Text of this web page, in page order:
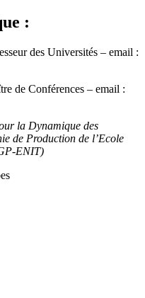
:
des Universités – email :
de Conférences – email :
la Dynamique des
de Production de l’Ecole
ENIT)